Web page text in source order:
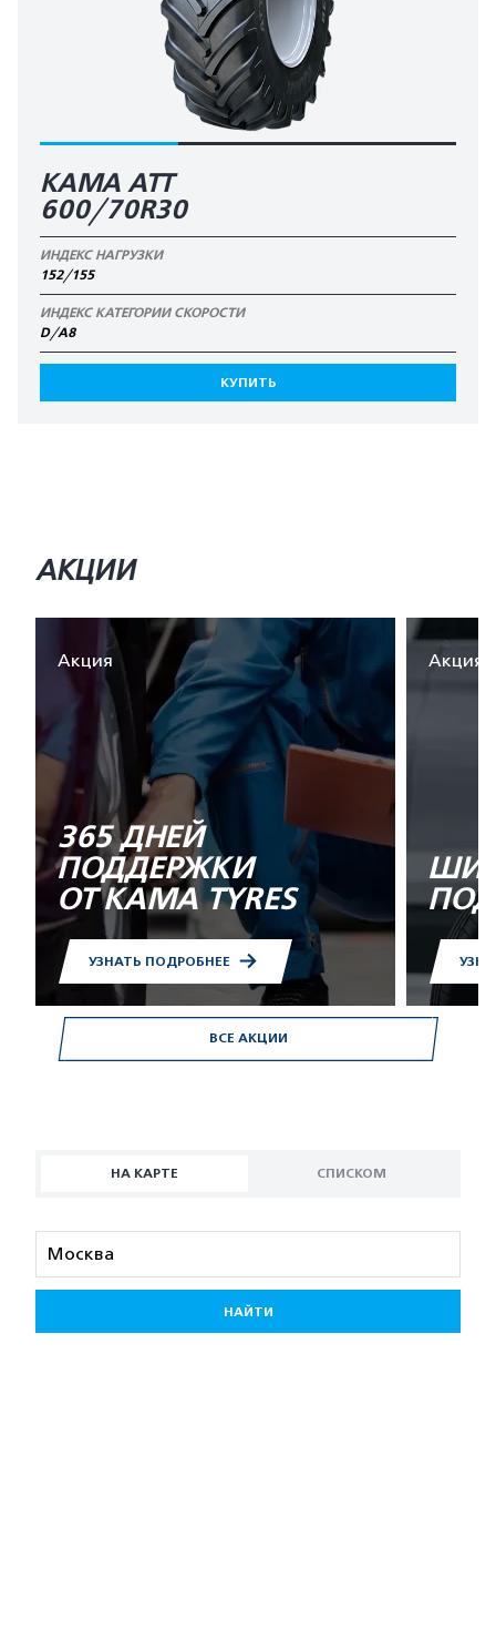
КАМА АТТ
600/70R30
ИНДЕКС НАГРУЗКИ
152/155
ИНДЕКС КАТЕГОРИИ СКОРОСТИ
D/A8
КУПИТЬ
ВСЕ АКЦИИ
АКЦИИ
Акция
365 ДНЕЙ
ПОДДЕРЖКИ
ОТ KAMA TYRES
УЗНАТЬ ПОДРОБНЕЕ
Акция
НА КАРТЕ СПИСКОМ
НАЙТИ